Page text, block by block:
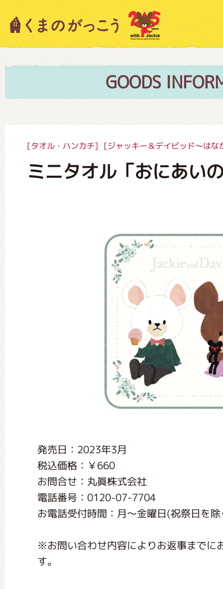
GOODS
[タオル・ハンカチ] [ジャッキー＆デイビッド～はな
ミニタオル「おにあい
発売日：2023年3月
税込価格：￥660
お問合せ：丸眞株式会社
電話番号：0120-07-7704
お電話受付時間：月〜金曜日(祝祭日を
※お問い合わせ内容によりお返事までに
す。
キャラクター紹介
絵本・作家紹介
グッズインフォメーション
ミュージカル・コンサート
おたのしみコンテンツ(クイズ・
チア ジャッキーズ！
くまのがっこう しょくいんしつ
くまのがっこう 家庭科部